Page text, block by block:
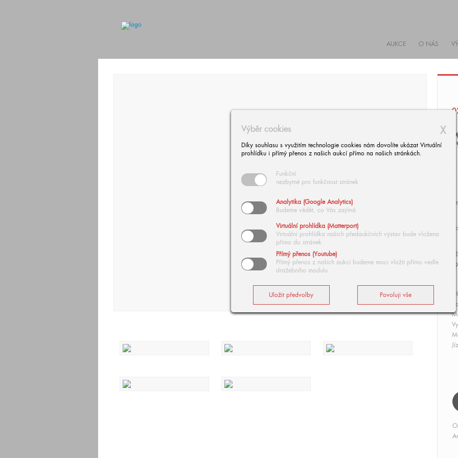
AUKCE O NÁS
X
Výběr cookies
Díky souhlasu s využitím technologie cookies nám dovolíte ukázat Virtuální
prohlídku i přímý přenos z našich aukcí přímo na našich stránkách.
Funkční
nezbytné pro funkčnost stránek
Analytika (Google Analytics)
Budeme vědět, co Vás zajímá
Virtuální prohlídka (Matterport)
Virtuální prohlídka našich předaukčních výstav bude vložena
přímo do stránek
Přímý přenos (Youtube)
Přímý přenos z našich aukcí budeme moci vložit přímo vedle
dražebního modulu